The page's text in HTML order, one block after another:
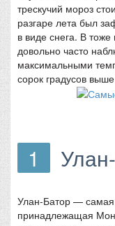
трескучий мороз
разгаре лета был
в виде снега. В
довольно часто
максимальными
сорок градусов
1
Улан-Батор —
принадлежащая